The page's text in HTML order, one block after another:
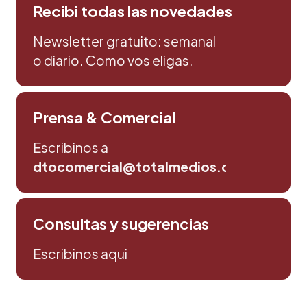
Recibi todas las novedades
Newsletter gratuito: semanal
o diario. Como vos eligas.
Prensa & Comercial
Escribinos a
dtocomercial@totalmedios.com
Consultas y sugerencias
Escribinos aqui